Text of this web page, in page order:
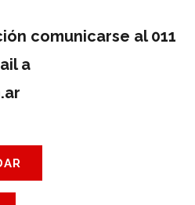
comunicarse al 011
a